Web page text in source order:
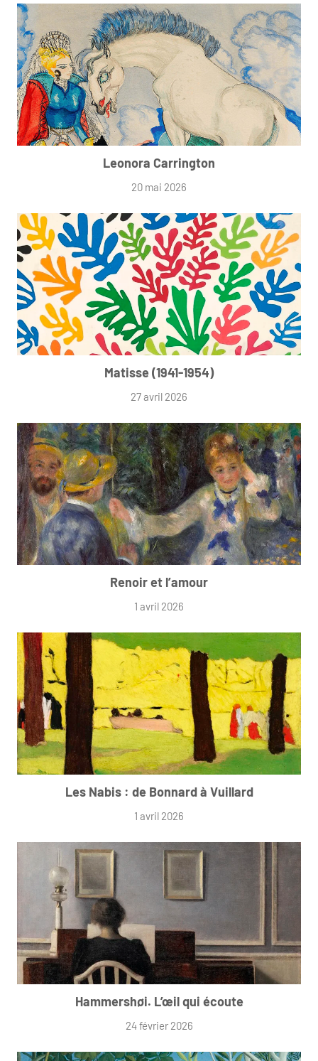
Leonora Carrington
20 mai 2026
Matisse (1941-1954)
27 avril 2026
Renoir et l’amour
1 avril 2026
Les Nabis : de Bonnard à Vuillard
1 avril 2026
Hammershøi. L’œil qui écoute
24 février 2026